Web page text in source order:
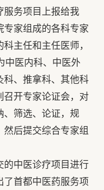
务项目上报给我
专家组成的各科专家
主任和主任医师，
中医内科、中医外
科、推拿科、其他科
召开专家论证会，对
、筛选、论证，规
后提交综合专家组
中医诊疗项目进行
了首都中医药服务项